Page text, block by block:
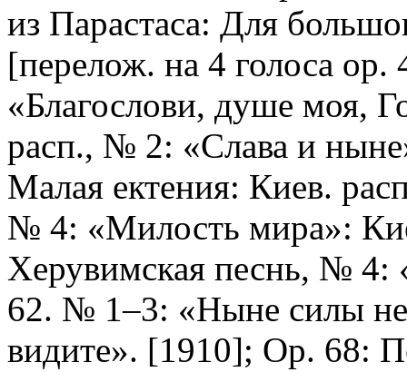
из Парастаса: Для
[перелож. на 4 голоса
«Благослови, душе моя,
расп., № 2: «Слава и
Малая ектения: Киев.
№ 4: «Милость мира»:
Херувимская песнь, №
62. № 1–3: «Ныне силы
видите». [1910]; Op. 68: